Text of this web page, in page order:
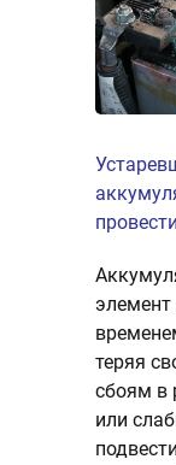
теряя
сбоям в
или